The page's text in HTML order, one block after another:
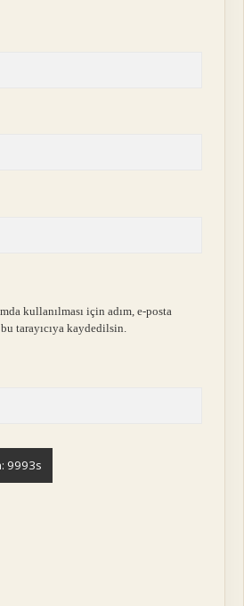
kullanılması için adım, e-posta
tarayıcıya kaydedilsin.